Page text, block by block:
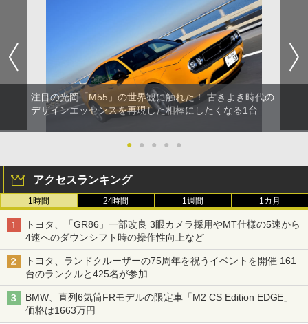
注目の光岡「M55」の世界観に触れた！ 古きよき時代の
デザインエッセンスを再現した相棒にしたくなる1台
● ● ● ● ●
アクセスランキング
1時間 24時間 1週間 1カ月
トヨタ、「GR86」一部改良 3眼カメラ採用やMT仕様の5速から
4速へのダウンシフト時の操作性向上など
トヨタ、ランドクルーザーの75周年を祝うイベントを開催 161
台のランクルと425名が参加
BMW、直列6気筒FRモデルの限定車「M2 CS Edition EDGE」
価格は1663万円